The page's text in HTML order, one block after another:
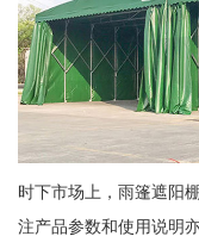
时下市场上，雨篷遮阳
注产品参数和使用说明